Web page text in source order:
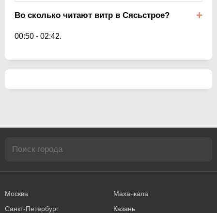
Во сколько читают витр в Сясьстрое?
00:50 - 02:42.
Москва
Махачкала
Санкт-Петербург
Казань